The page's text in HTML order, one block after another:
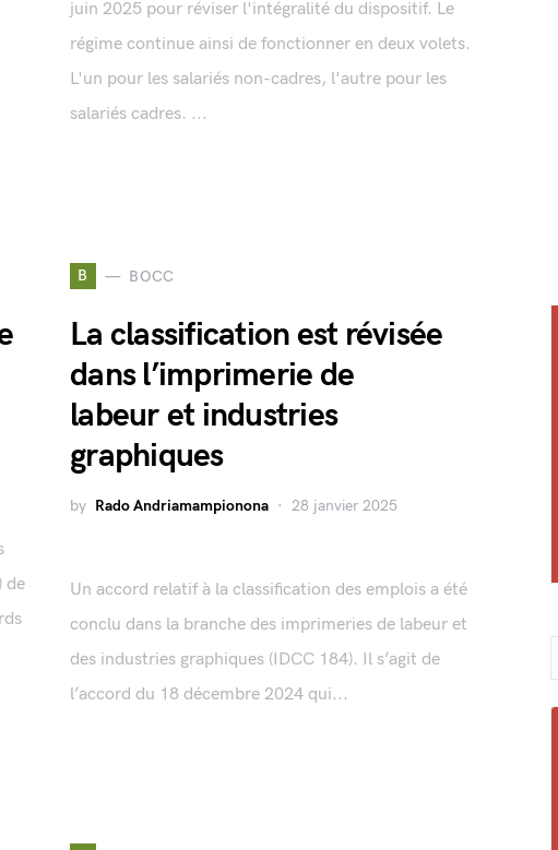
juin 2025 pour réviser l'intégralité du dispositif. Le
régime continue ainsi de fonctionner en deux volets.
L'un pour les salariés non-cadres, l'autre pour les
salariés cadres. ...
de
B BOCC
La classification est révisée
dans l’imprimerie de
labeur et industries
graphiques
by Rado Andriamampionona 28 janvier 2025
Un accord relatif à la classification des emplois a été
conclu dans la branche des imprimeries de labeur et
des industries graphiques (IDCC 184). Il s’agit de
l’accord du 18 décembre 2024 qui...